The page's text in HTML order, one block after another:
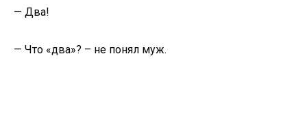
— Два!
— Что «два»? – не понял муж.